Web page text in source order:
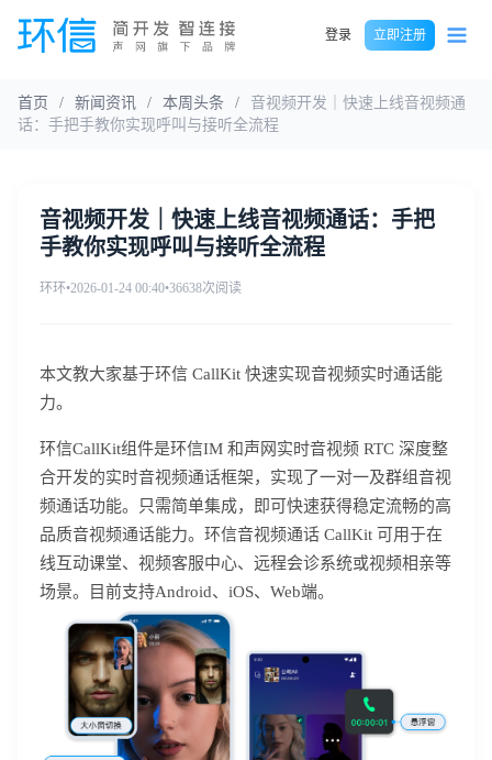
登录 立即注册
首页 / 新闻资讯 / 本周头条 /
音视频开发｜快速上线音视频通
话：手把手教你实现呼叫与接听全流程
音视频开发｜快速上线音视频通话：手把
手教你实现呼叫与接听全流程
环环•2026-01-24 00:40•36638次阅读
本文教大家基于环信 CallKit 快速实现音视频实时通话能
力。
环信CallKit组件是环信IM 和声网实时音视频 RTC 深度整
合开发的实时音视频通话框架，实现了一对一及群组音视
频通话功能。只需简单集成，即可快速获得稳定流畅的高
品质音视频通话能力。环信音视频通话 CallKit 可用于在
线互动课堂、视频客服中心、远程会诊系统或视频相亲等
场景。目前支持Android、iOS、Web端。